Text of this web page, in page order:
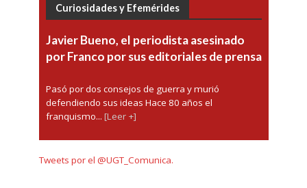
Curiosidades y Efemérides
Javier Bueno, el periodista asesinado
por Franco por sus editoriales de prensa
Pasó por dos consejos de guerra y murió
defendiendo sus ideas Hace 80 años el
franquismo... [Leer +]
Tweets por el @UGT_Comunica.